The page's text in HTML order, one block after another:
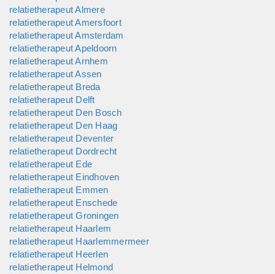
van haar klanten naar voren komen. Bij teamontwikkeling
werkt ze vaak samen met collega teamcoaches uit haar
netwerk. Zij richten zich op het beter laten functioneren van
het team of afdeling in de...
relatietherapeut Almere
relatietherapeut Amersfoort
relatietherapeut Amsterdam
relatietherapeut Apeldoorn
relatietherapeut Arnhem
relatietherapeut Assen
relatietherapeut Breda
relatietherapeut Delft
relatietherapeut Den Bosch
relatietherapeut Den Haag
relatietherapeut Deventer
relatietherapeut Dordrecht
relatietherapeut Ede
relatietherapeut Eindhoven
relatietherapeut Emmen
relatietherapeut Enschede
relatietherapeut Groningen
relatietherapeut Haarlem
relatietherapeut Haarlemmermeer
relatietherapeut Heerlen
relatietherapeut Helmond